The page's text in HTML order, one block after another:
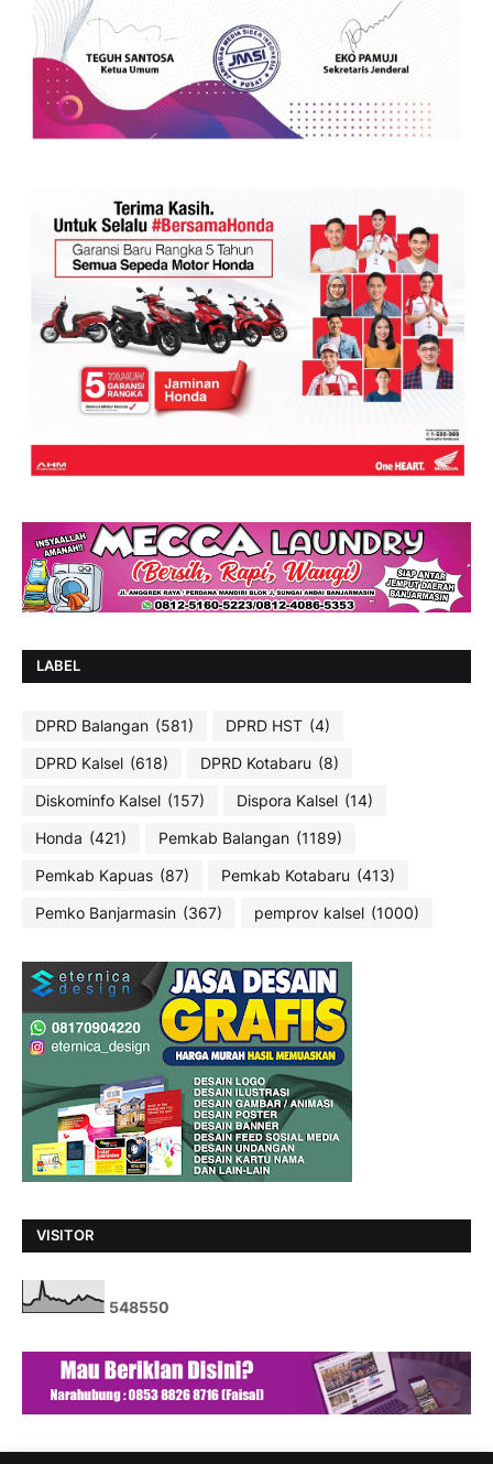
LABEL
DPRD Balangan (581) DPRD HST (4)
DPRD Kalsel (618) DPRD Kotabaru (8)
Diskominfo Kalsel (157) Dispora Kalsel (14)
Honda (421) Pemkab Balangan (1189)
Pemkab Kapuas (87) Pemkab Kotabaru (413)
Pemko Banjarmasin (367) pemprov kalsel (1000)
VISITOR
548550